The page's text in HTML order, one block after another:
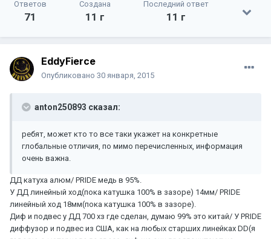
Ответов
71
Создана
11 г
Последний ответ
11 г
EddyFierce
Опубликовано 30 января, 2015
anton250893 сказал:
ребят, может кто то все таки укажет на конкретные
глобальные отличия, по мимо перечисленных, информация
очень важна.
ДД катуха алюм/ PRIDE медь в 95%.
У ДД линейный ход(пока катушка 100% в зазоре) 14мм/ PRIDE
линейный ход 18мм(пока катушка 100% в зазоре).
Диф и подвес у ДД 700 хз где сделан, думаю 99% это китай/ У PRIDE
диффузор и подвес из США, как на любых старших линейках DD(я